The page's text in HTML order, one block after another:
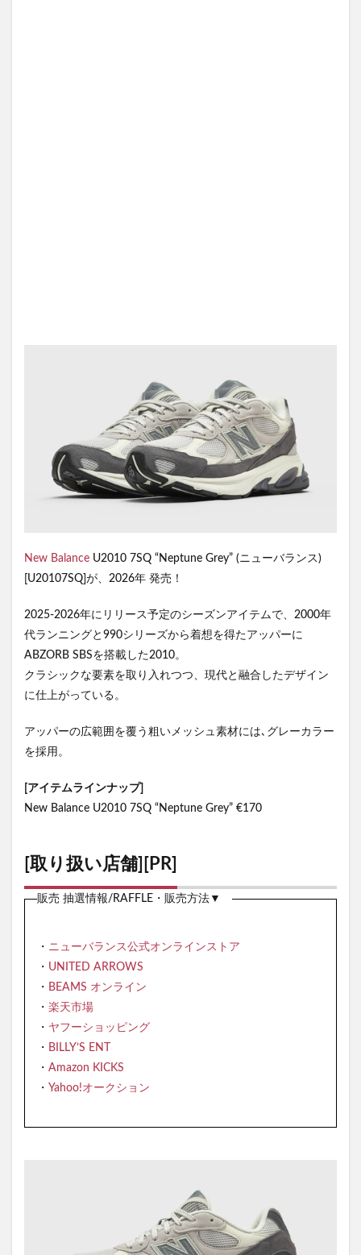
New Balance U2010 7SQ “Neptune Grey” (ニューバランス)
[U20107SQ]が、2026年 発売！
2025-2026年にリリース予定のシーズンアイテムで、2000年
代ランニングと990シリーズから着想を得たアッパーに
ABZORB SBSを搭載した2010。
クラシックな要素を取り入れつつ、現代と融合したデザイン
に仕上がっている。
アッパーの広範囲を覆う粗いメッシュ素材には､グレーカラー
を採用。
[アイテムラインナップ]
New Balance U2010 7SQ “Neptune Grey” €170
[取り扱い店舗][PR]
販売 抽選情報/RAFFLE・販売方法▼
・ ニューバランス公式オンラインストア
・ UNITED ARROWS
・ BEAMS オンライン
・ 楽天市場
・ ヤフーショッピング
・ BILLY’S ENT
・ Amazon KICKS
・ Yahoo!オークション